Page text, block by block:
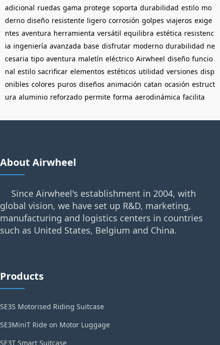
adicional ruedas gama protege soporta durabilidad estilo mo
derno diseño resistente ligero corrosión golpes viajeros exige
ntes aventura herramienta versátil equilibra estética resistenc
ia ingeniería avanzada base disfrutar moderno durabilidad ne
cesaria tipo aventura maletín eléctrico Airwheel diseño funcio
nal estilo sacrificar elementos estéticos utilidad versiones disp
onibles colores puros diseños animación catan ocasión estruct
ura aluminio reforzado permite forma aerodinámica facilita
About Airwheel
Since Airwheel's establishment in 2004, with
global vision, we have set up R&D, marketing,
manufacturing and logistics centers in countries
such as United States, Belgium and China.
Products
SE3S Motorised Riding Suitcase
SE3MiniT Ride on Motor Luggage
SE3T Smart Suitcase